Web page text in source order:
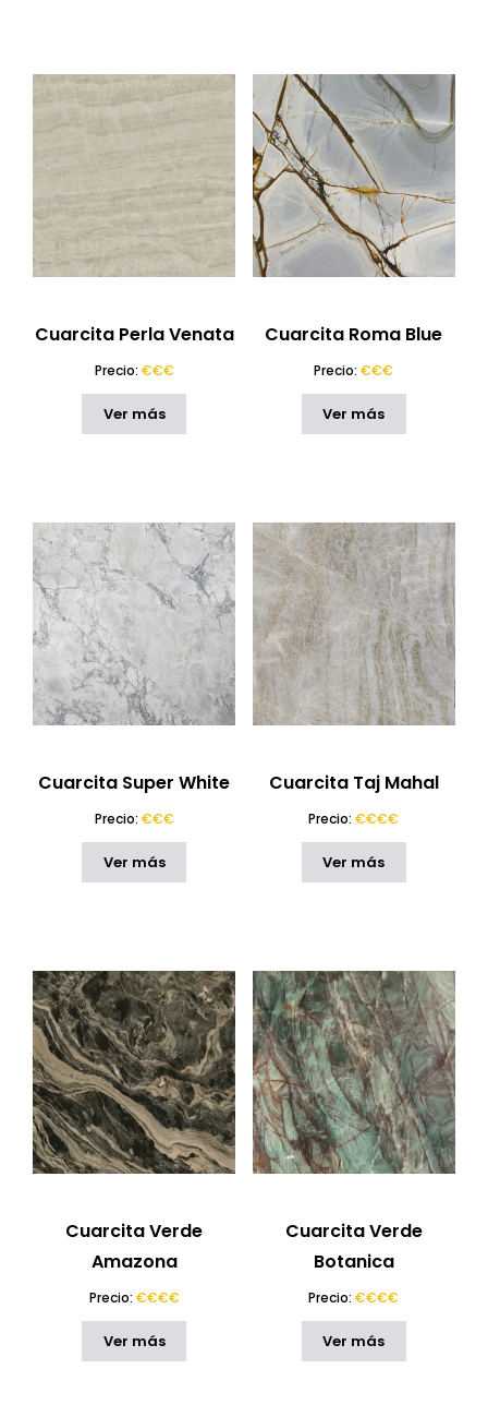
Cuarcita Perla Venata
Precio: €€€
Ver más
Cuarcita Roma Blue
Precio:€€€
Ver más
Cuarcita Super White
Precio: €€€
Ver más
Cuarcita Taj Mahal
Precio:€€€€
Ver más
Cuarcita Verde
Amazona
Precio: €€€€
Ver más
Cuarcita Verde
Botanica
Precio:€€€€
Ver más